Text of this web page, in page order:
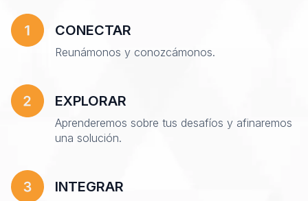
CONECTAR
Reunámonos y conozcámonos.
EXPLORAR
Aprenderemos sobre tus desafíos y afinaremos
una solución.
INTEGRAR